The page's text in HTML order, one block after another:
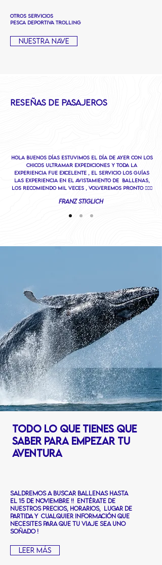
otros servicios
pesca deportiva trolling
Nuestra Nave
RESEÑAS DE PASAJEROS
Hola Buenos días estuvimos el día de ayer coN los
chicos Ultramar Expediciones y toda la
experiencia fue excelente , el servicio los guías
las experiencia en el avistamiento de ballenas,
los recomiendo mil veces , volveremos pronto 🙋🏻‍♂️
Franz Stiglich
TODO LO QUE TIENES QUE
SABER PARA EMPEZAR TU
AVENTURA
saldremos a buscar ballenas hasta
el 15 de noviembre !! Entérate de
nuestros PRECIOS, horarios, lugar de
partida y CUALQUIER INFORMACIÓN QUE
NECESITES PARA QUE TU VIAJE SEA UNO
SOÑADO !
Leer más